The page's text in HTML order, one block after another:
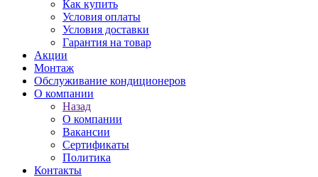
Как купить
Условия оплаты
Условия доставки
Гарантия на товар
Акции
Монтаж
Обслуживание кондиционеров
О компании
Назад
О компании
Вакансии
Сертификаты
Политика
Контакты